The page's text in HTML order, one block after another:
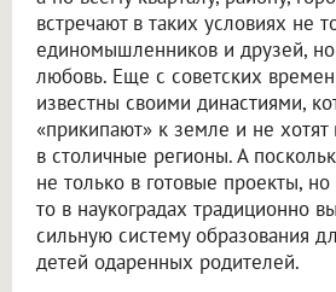
встречают в таких условиях не
единомышленников и друзей,
любовь. Еще с советских
известны своими династиями,
«прикипают» к земле и не хотят
в столичные регионы. А
не только в готовые проекты,
то в наукоградах традиционно
сильную систему образования
детей одаренных родителей.